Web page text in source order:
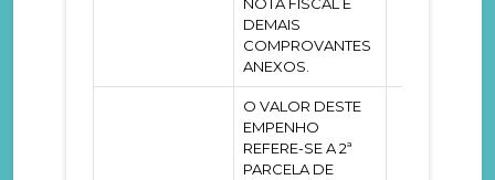
DEMAIS
COMPROVANTES
ANEXOS.
O VALOR DESTE
EMPENHO
REFERE-SE A 2ª
PARCELA DE